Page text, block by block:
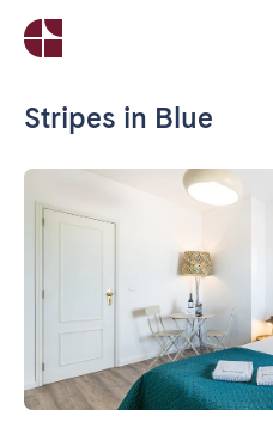
Stripes in Blue